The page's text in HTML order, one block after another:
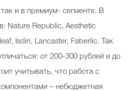
и в премиум- сегменте. В
Nature Republic, Aesthetic
Isdin, Lancaster, Faberlic. Так
от 200-300 рублей и до
учитывать, что работа с
– небюджетная